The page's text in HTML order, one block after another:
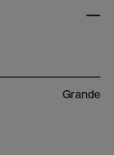
Grande